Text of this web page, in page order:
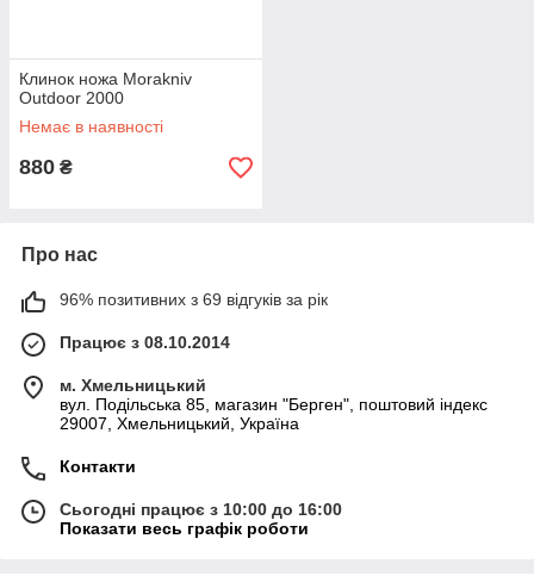
Клинок ножа Morakniv
Outdoor 2000
Немає в наявності
880 ₴
Про нас
96% позитивних з 69 відгуків за рік
Працює з 08.10.2014
м. Хмельницький
вул. Подільська 85, магазин "Берген", поштовий індекс
29007, Хмельницький, Україна
Контакти
Сьогодні працює з 10:00 до 16:00
Показати весь графік роботи